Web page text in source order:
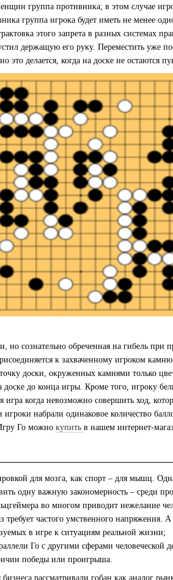
группа противника; в этом случае
группа игрока будет иметь не менее
этого запрета в разных системах
держащую его руку. Переместить уже
это делается, когда на доске не остаются
сознательно обреченная на гибель при
к захваченному игроком
доски, окруженных камнями только
до конца игры. Кроме того, игроку
когда невозможно совершить ход,
набрали одинаковое количество
Го можно купить в нашем интернет-
для мозга, как спорт – для мышц.
одну важную закономерность – среди
во многом приводит нежелание
требует частого умственного напряжения.
в игре к ситуациям реальной жизни;
Го с другими сферами человеческой
победы или проигрыша.
рассматривали гобан как аналог